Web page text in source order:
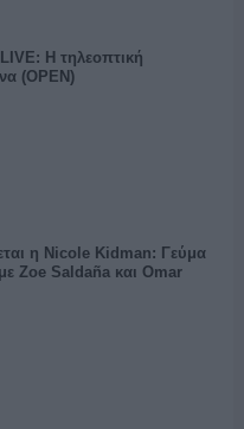
Η τηλεοπτική
(OPEN)
η Nicole Kidman: Γεύμα
Zoe Saldaña και Omar